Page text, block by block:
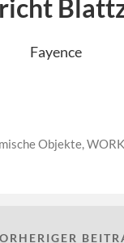
Fayence
Objekte,WORK